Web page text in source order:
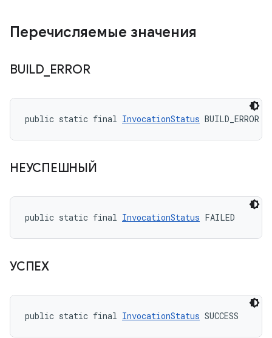
Перечисляемые значения
BUILD_ ERROR
public static final InvocationStatus BUILD_ERROR
НЕУСПЕШНЫЙ
public static final InvocationStatus FAILED
УСПЕХ
public static final InvocationStatus SUCCESS